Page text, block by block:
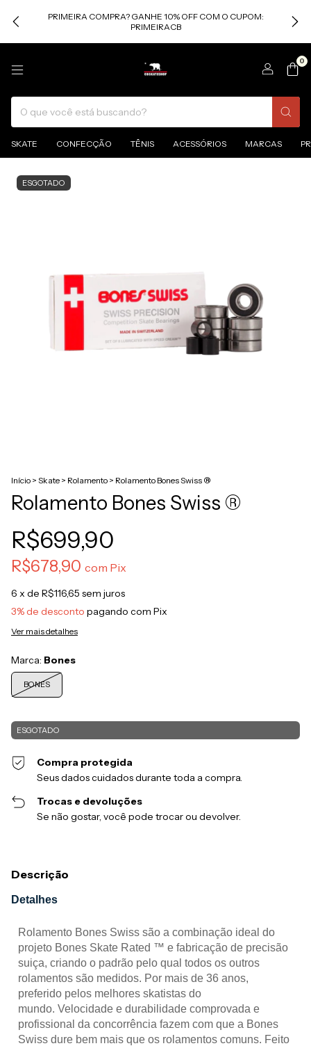
PRIMEIRA COMPRA? GANHE 10% OFF COM O CUPOM:
PRIMEIRACB
0
SKATE CONFECÇÃO TÊNIS ACESSÓRIOS MARCAS
ESGOTADO
Início > Skate > Rolamento > Rolamento Bones Swiss ®
Rolamento Bones Swiss ®
R$699,90
R$678,90 com Pix
6 x de R$116,65 sem juros
3% de desconto pagando com Pix
Ver mais detalhes
Marca: Bones
BONES
Compra protegida
Seus dados cuidados durante toda a compra.
Trocas e devoluções
Se não gostar, você pode trocar ou devolver.
Descrição
Detalhes
Rolamento Bones Swiss são a combinação ideal do
projeto Bones Skate Rated ™ e fabricação de precisão
suiça, criando o padrão pelo qual todos os outros
rolamentos são medidos. Por mais de 36 anos,
preferido pelos melhores skatistas do
mundo. Velocidade e durabilidade comprovada e
profissional da concorrência fazem com que a Bones
Swiss dure bem mais que os rolamentos comuns. Feito